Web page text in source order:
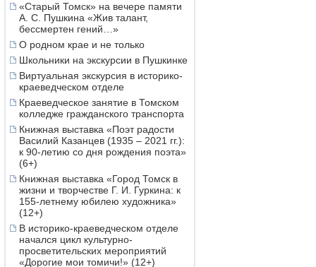
«Старый Томск» на вечере памяти
А. С. Пушкина «Жив талант,
бессмертен гений…»
О родном крае и не только
Школьники на экскурсии в Пушкинке
Виртуальная экскурсия в историко-
краеведческом отделе
Краеведческое занятие в Томском
колледже гражданского транспорта
Книжная выставка «Поэт радости
Василий Казанцев (1935 – 2021 гг.):
к 90-летию со дня рождения поэта»
(6+)
Книжная выставка «Город Томск в
жизни и творчестве Г. И. Гуркина: к
155-летнему юбилею художника»
(12+)
В историко-краеведческом отделе
начался цикл культурно-
просветительских мероприятий
«Дорогие мои томичи!» (12+)